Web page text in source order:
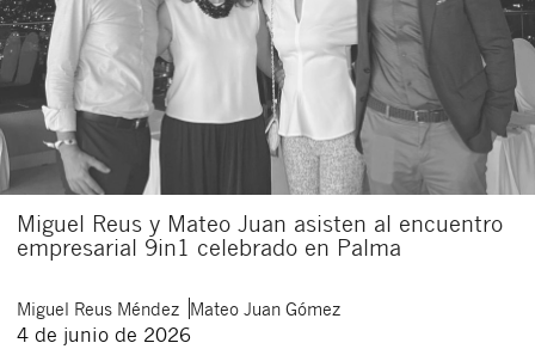
Miguel Reus y Mateo Juan asisten al encuentro
empresarial 9in1 celebrado en Palma
Miguel Reus Méndez Mateo Juan Gómez
4 de junio de 2026